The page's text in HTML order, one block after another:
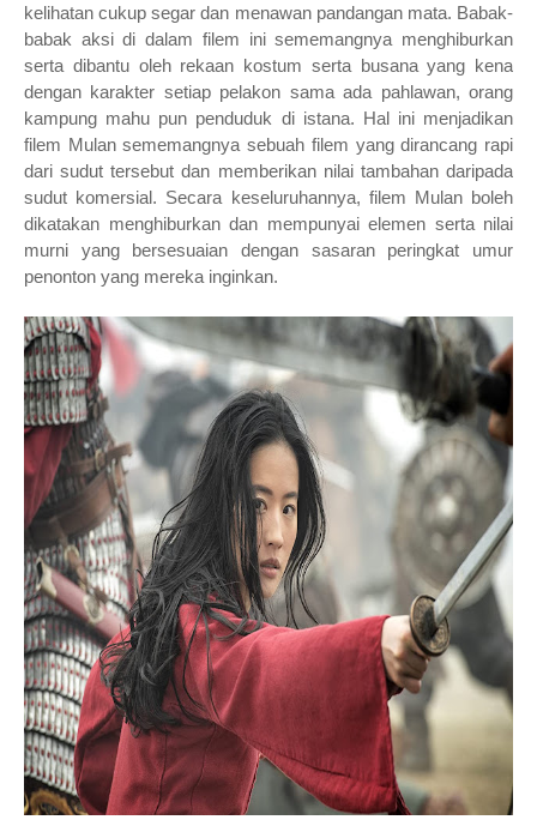
kelihatan cukup segar dan menawan pandangan mata. Babak-
babak aksi di dalam filem ini sememangnya menghiburkan
serta dibantu oleh rekaan kostum serta busana yang kena
dengan karakter setiap pelakon sama ada pahlawan, orang
kampung mahu pun penduduk di istana. Hal ini menjadikan
filem Mulan sememangnya sebuah filem yang dirancang rapi
dari sudut tersebut dan memberikan nilai tambahan daripada
sudut komersial. Secara keseluruhannya, filem Mulan boleh
dikatakan menghiburkan dan mempunyai elemen serta nilai
murni yang bersesuaian dengan sasaran peringkat umur
penonton yang mereka inginkan.